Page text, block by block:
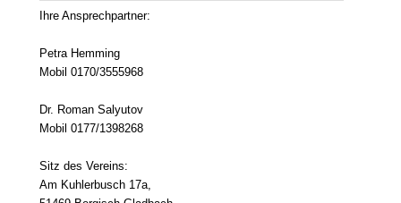
Ihre Ansprechpartner:
Petra Hemming
Mobil 0170/3555968
Dr. Roman Salyutov
Mobil 0177/1398268
Sitz des Vereins:
Am Kuhlerbusch 17a,